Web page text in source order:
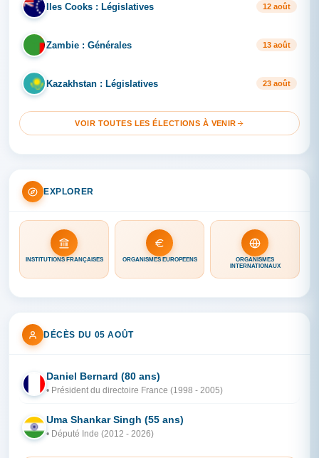
IL Iles Cooks : Législatives 12 août
ZA Zambie : Générales 13 août
KA Kazakhstan : Législatives 23 août
VOIR TOUTES LES ÉLECTIONS À VENIR
EXPLORER
INSTITUTIONS FRANÇAISES ORGANISMES EUROPÉENS
ORGANISMES
INTERNATIONAUX
DÉCÈS DU 05 AOÛT
Daniel Bernard (80 ans)
• Président du directoire France (1998 - 2005)
IN
Uma Shankar Singh (55 ans)
• Député Inde (2012 - 2026)